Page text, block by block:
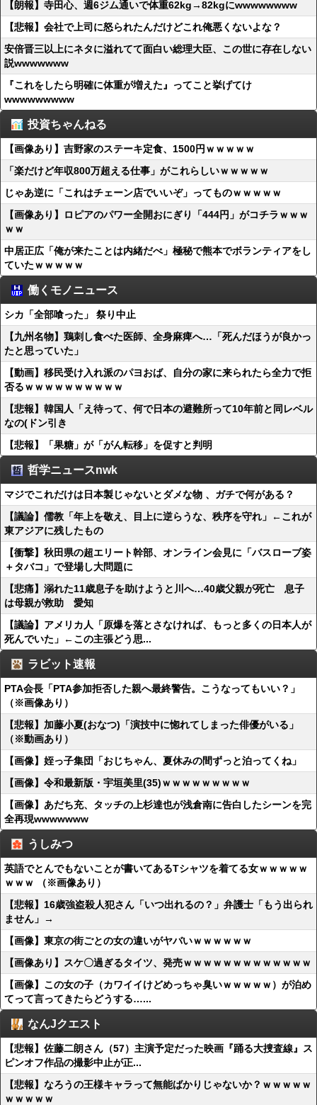
【朗報】寺田心、週6ジム通いで体重62kg→82kgにwwwwwwww
【悲報】会社で上司に怒られたんだけどこれ俺悪くないよな？
安倍晋三以上にネタに溢れてて面白い総理大臣、この世に存在しない
説wwwwwww
『これをしたら明確に体重が増えた』ってこと挙げてけ
wwwwwwwww
投資ちゃんねる
【画像あり】吉野家のステーキ定食、1500円ｗｗｗｗｗ
「楽だけど年収800万超える仕事」がこれらしいｗｗｗｗｗ
じゃあ逆に「これはチェーン店でいいぞ」ってものｗｗｗｗｗ
【画像あり】ロピアのパワー全開おにぎり「444円」がコチラｗｗｗ
ｗｗ
中居正広「俺が来たことは内緒だべ」極秘で熊本でボランティアをし
ていたｗｗｗｗｗ
働くモノニュース
シカ「全部喰った」 祭り中止
【九州名物】鶏刺し食べた医師、全身麻痺へ…「死んだほうが良かっ
たと思っていた」
【動画】移民受け入れ派のパヨおば、自分の家に来られたら全力で拒
否るｗｗｗｗｗｗｗｗｗｗ
【悲報】韓国人「え待って、何で日本の避難所って10年前と同レベル
なの(ドン引き
【悲報】「果糖」が「がん転移」を促すと判明
哲学ニュースnwk
マジでこれだけは日本製じゃないとダメな物 、ガチで何がある？
【議論】儒教「年上を敬え、目上に逆らうな、秩序を守れ」←これが
東アジアに残したもの
【衝撃】秋田県の超エリート幹部、オンライン会見に「バスローブ姿
＋タバコ」で登場し大問題に
【悲痛】溺れた11歳息子を助けようと川へ…40歳父親が死亡 息子
は母親が救助 愛知
【議論】アメリカ人「原爆を落とさなければ、もっと多くの日本人が
死んでいた」←この主張どう思...
ラビット速報
PTA会長「PTA参加拒否した親へ最終警告。こうなってもいい？」
（※画像あり）
【悲報】加藤小夏(おなつ)「演技中に惚れてしまった俳優がいる」
（※動画あり）
【画像】姪っ子集団「おじちゃん、夏休みの間ずっと泊ってくね」
【画像】令和最新版・宇垣美里(35)ｗｗｗｗｗｗｗｗｗ
【画像】あだち充、タッチの上杉達也が浅倉南に告白したシーンを完
全再現wwwwwww
うしみつ
英語でとんでもないことが書いてあるTシャツを着てる女ｗｗｗｗｗ
ｗｗｗ （※画像あり）
【悲報】16歳強盗殺人犯さん「いつ出れるの？」弁護士「もう出られ
ません」→
【画像】東京の街ごとの女の違いがヤバいｗｗｗｗｗｗ
【画像あり】スケ〇過ぎるタイツ、発売ｗｗｗｗｗｗｗｗｗｗｗｗｗ
【画像】この女の子（カワイイけどめっちゃ臭いｗｗｗｗｗ）が泊め
てって言ってきたらどうする…...
なんJクエスト
【悲報】佐藤二朗さん（57）主演予定だった映画『踊る大捜査線』ス
ピンオフ作品の撮影中止が正...
【悲報】なろうの王様キャラって無能ばかりじゃないか？ｗｗｗｗｗ
ｗｗｗｗｗ